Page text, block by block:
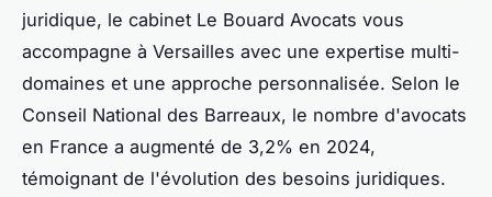
juridique, le cabinet Le Bouard Avocats vous
accompagne à Versailles avec une expertise multi-
domaines et une approche personnalisée. Selon le
Conseil National des Barreaux, le nombre d'avocats
en France a augmenté de 3,2% en 2024,
témoignant de l'évolution des besoins juridiques.